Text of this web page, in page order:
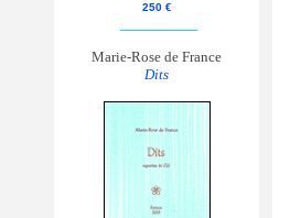
250 €
Marie-Rose de France
Dits